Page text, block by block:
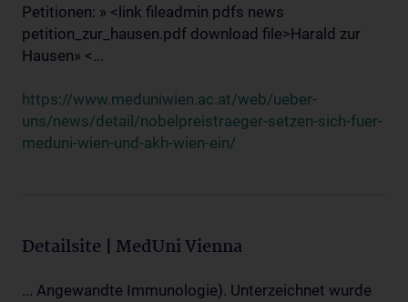
Petitionen: » <link fileadmin pdfs news
petition_zur_hausen.pdf download file>Harald zur
Hausen» <...
https://www.meduniwien.ac.at/web/ueber-
uns/news/detail/nobelpreistraeger-setzen-sich-fuer-
meduni-wien-und-akh-wien-ein/
Detailsite | MedUni Vienna
... Angewandte Immunologie). Unterzeichnet wurde